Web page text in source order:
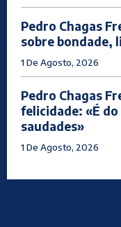
Pedro Chagas
sobre bondade,
1 De Agosto, 2026
Pedro Chagas
felicidade: «É
saudades»
1 De Agosto, 2026